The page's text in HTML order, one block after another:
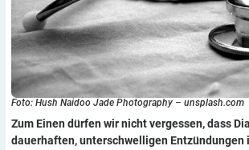
Foto: Hush Naidoo Jade Photography – unsplash.com
Zum Einen dürfen wir nicht vergessen, dass
dauerhaften, unterschwelligen Entzündungen